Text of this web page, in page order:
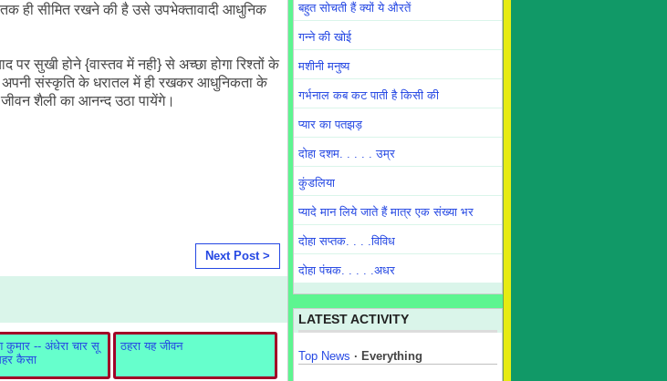
ही सीमित रखने की है उसे उपभेक्तावादी आधुनिक
सुखी होने {वास्तव में नही} से अच्छा होगा रिश्तों के
संस्कृति के धरातल में ही रखकर आधुनिकता के
शैली का आनन्द उठा पायेंगे।
Next Post >
कुमार -- अंधेरा चार सू
कैसा
ठहरा यह जीवन
बहुत सोचती हैं क्यों ये औरतें
गन्ने की खोई
मशीनी मनुष्य
गर्भनाल कब कट पाती है किसी की
प्यार का पतझड़
दोहा दशम. . . . . उम्र
कुंडलिया
प्यादे मान लिये जाते हैं मात्र एक संख्या भर
दोहा सप्तक. . . .विविध
दोहा पंचक. . . . .अधर
LATEST ACTIVITY
Top News · Everything